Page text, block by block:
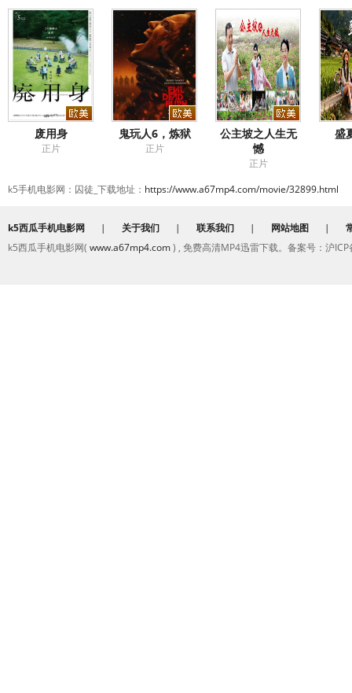
废用身
正片
鬼玩人6，炼狱
正片
公主坡之人生无
憾
正片
盛
k5手机电影网：囚徒_下载地址： https://www.a67mp4.com/movie/32899.html
k5西瓜手机电影网 | 关于我们 | 联系我们 | 网站地图 |
k5西瓜手机电影网( www.a67mp4.com) , 免费高清MP4迅雷下载。备案号：沪